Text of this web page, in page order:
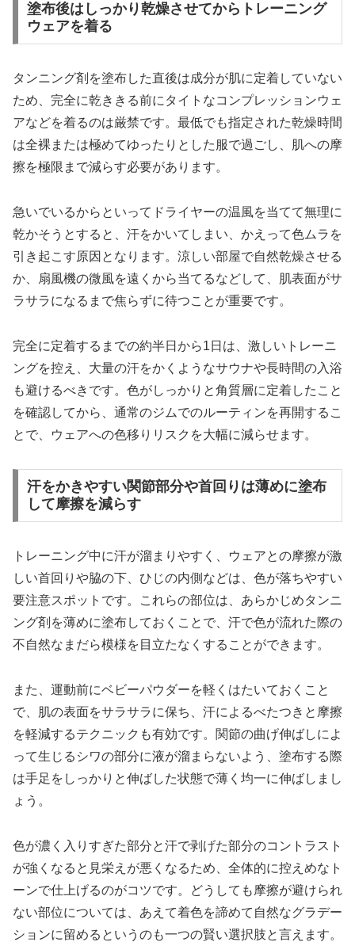
塗布後はしっかり乾燥させてからトレーニング
ウェアを着る
タンニング剤を塗布した直後は成分が肌に定着していない
ため、完全に乾ききる前にタイトなコンプレッションウェ
アなどを着るのは厳禁です。最低でも指定された乾燥時間
は全裸または極めてゆったりとした服で過ごし、肌への摩
擦を極限まで減らす必要があります。
急いでいるからといってドライヤーの温風を当てて無理に
乾かそうとすると、汗をかいてしまい、かえって色ムラを
引き起こす原因となります。涼しい部屋で自然乾燥させる
か、扇風機の微風を遠くから当てるなどして、肌表面がサ
ラサラになるまで焦らずに待つことが重要です。
完全に定着するまでの約半日から1日は、激しいトレーニ
ングを控え、大量の汗をかくようなサウナや長時間の入浴
も避けるべきです。色がしっかりと角質層に定着したこと
を確認してから、通常のジムでのルーティンを再開するこ
とで、ウェアへの色移りリスクを大幅に減らせます。
汗をかきやすい関節部分や首回りは薄めに塗布
して摩擦を減らす
トレーニング中に汗が溜まりやすく、ウェアとの摩擦が激
しい首回りや脇の下、ひじの内側などは、色が落ちやすい
要注意スポットです。これらの部位は、あらかじめタンニ
ング剤を薄めに塗布しておくことで、汗で色が流れた際の
不自然なまだら模様を目立たなくすることができます。
また、運動前にベビーパウダーを軽くはたいておくこと
で、肌の表面をサラサラに保ち、汗によるべたつきと摩擦
を軽減するテクニックも有効です。関節の曲げ伸ばしによ
って生じるシワの部分に液が溜まらないよう、塗布する際
は手足をしっかりと伸ばした状態で薄く均一に伸ばしまし
ょう。
色が濃く入りすぎた部分と汗で剥げた部分のコントラスト
が強くなると見栄えが悪くなるため、全体的に控えめなト
ーンで仕上げるのがコツです。どうしても摩擦が避けられ
ない部位については、あえて着色を諦めて自然なグラデー
ションに留めるというのも一つの賢い選択肢と言えます。